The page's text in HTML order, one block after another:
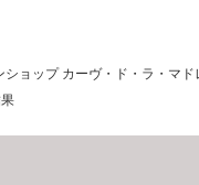
ショップ カーヴ・ド・ラ・マド